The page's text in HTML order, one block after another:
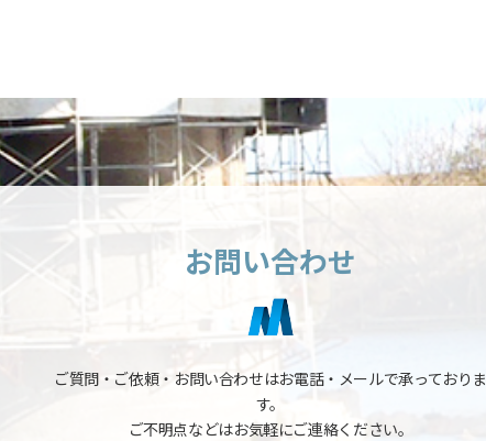
お問い合わせ
ご質問・ご依頼・お問い合わせはお電話・メールで承っておりま
す。
ご不明点などはお気軽にご連絡ください。